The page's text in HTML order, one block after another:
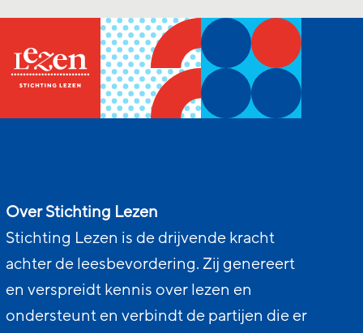
Over Stichting Lezen
Stichting Lezen is de drijvende kracht
achter de leesbevordering. Zij genereert
en verspreidt kennis over lezen en
ondersteunt en verbindt de partijen die er